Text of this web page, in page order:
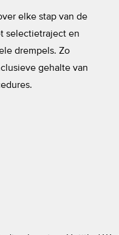
elke stap van de
selectietraject en
drempels. Zo
gehalte van